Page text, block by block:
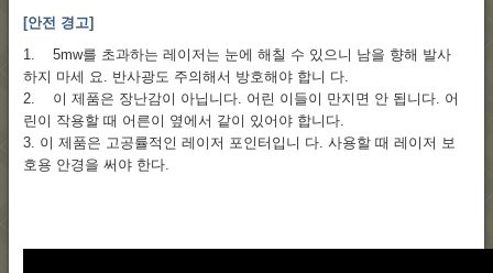
[안전 경고]
1. 5mw를 초과하는 레이저는 눈에 해칠 수 있으니 남을 향해 발사
하지 마세 요. 반사광도 주의해서 방호해야 합니 다.
2. 이 제품은 장난감이 아닙니다. 어린 이들이 만지면 안 됩니다. 어
린이 작용할 때 어른이 옆에서 같이 있어야 합니다.
3. 이 제품은 고공률적인 레이저 포인터입니 다. 사용할 때 레이저 보
호용 안경을 써야 한다.